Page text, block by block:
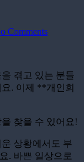
Comments
겪고 있는 분들
. 이제 **개인회
찾을 수 있어요!
상황에서도 부
. 바쁜 일상으로